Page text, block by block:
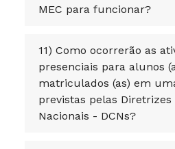
MEC para funcionar?
11) Como ocorrerão as
presenciais para alunos
matriculados (as) em
previstas pelas
Nacionais - DCNs?